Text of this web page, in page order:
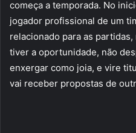
começa a temporada. No
jogador profissional de um
relacionado para as
tiver a oportunidade, não
enxergar como joia, e vire
vai receber propostas de